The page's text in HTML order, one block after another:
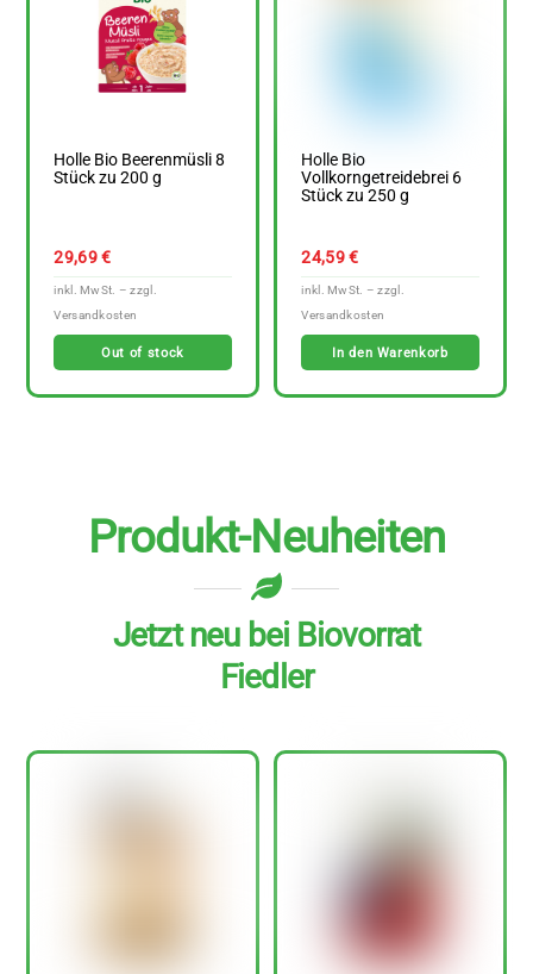
Holle Bio Beerenmüsli 8
Stück zu 200 g
29,69€
Out of stock
Holle Bio
Vollkorngetreidebrei 6
Stück zu 250 g
24,59€
In den Warenkorb
Produkt-Neuheiten
Jetzt neu bei Biovorrat
Fiedler